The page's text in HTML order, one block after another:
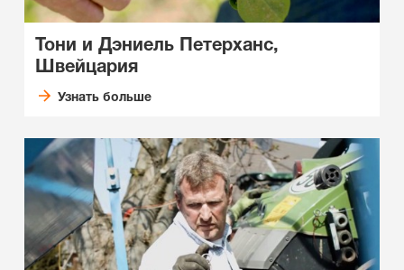
Тони и Дэниель Петерханс,
Швейцария
Узнать больше